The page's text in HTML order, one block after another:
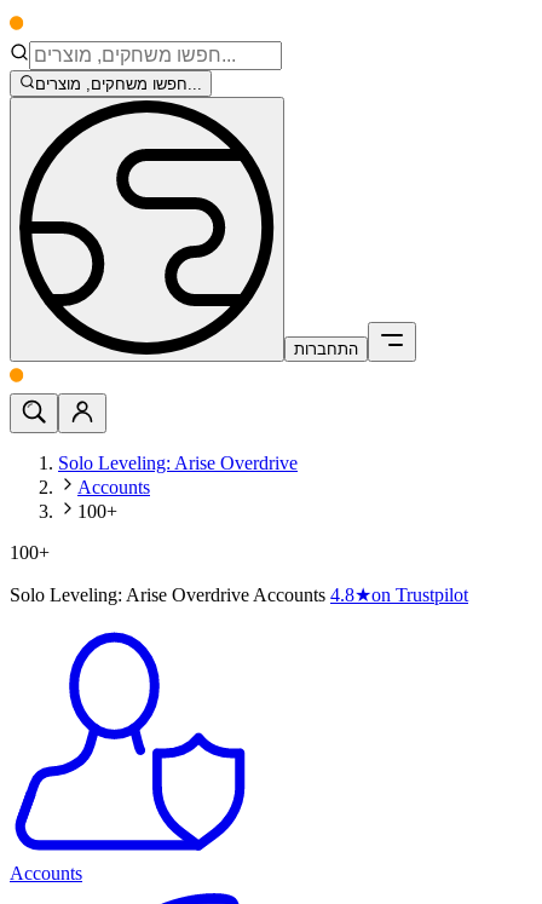
חפשו משחקים, מוצרים...
התחברות
Solo Leveling: Arise Overdrive
Accounts
100+
100+
Solo Leveling: Arise Overdrive Accounts 4.8★on Trustpilot
Accounts